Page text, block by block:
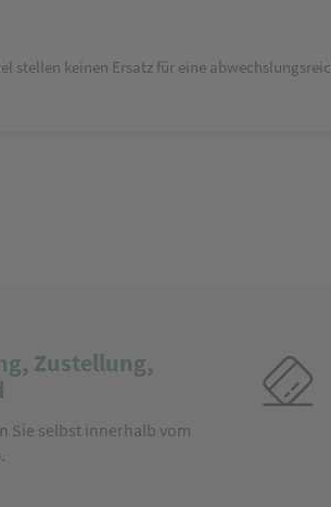
stellen keinen Ersatz für eine
Zustellung,
Sie selbst innerhalb vom